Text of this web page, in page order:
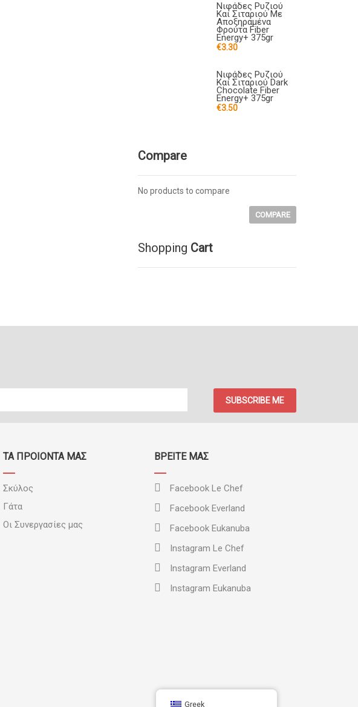
Νιφάδες Ρυζιού
Και Σιταριού Με
Αποξηραμένα
Φρούτα Fiber
Energy+ 375gr
€3.30
Νιφάδες Ρυζιού
Και Σιταριού Dark
Chocolate Fiber
Energy+ 375gr
€3.50
Compare
No products to compare
COMPARE
Shopping Cart
SUBSCRIBE ME
ΤΑ ΠΡΟΪΟΝΤΑ ΜΑΣ
Σκύλος
Γάτα
Οι Συνεργασίες μας
ΒΡΕΊΤΕ ΜΑΣ
Facebook Le Chef
Facebook Everland
Facebook Eukanuba
Instagram Le Chef
Instagram Everland
Instagram Eukanuba
Greek